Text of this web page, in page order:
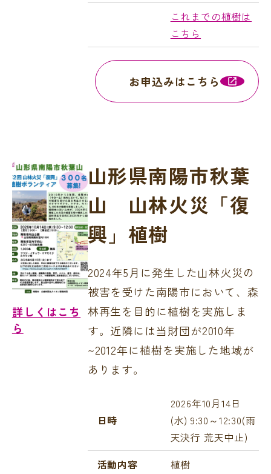
これまでの植樹は
こちら
お申込みはこちら
詳しくはこち
ら
山形県南陽市秋葉
山 山林火災「復
興」植樹
2024年5月に発生した山林火災の
被害を受けた南陽市において、森
林再生を目的に植樹を実施しま
す。近隣には当財団が2010年
~2012年に植樹を実施した地域が
あります。
日時
2026年10月14日
(水) 9:30～12:30(雨
天決行 荒天中止)
活動内容
植樹